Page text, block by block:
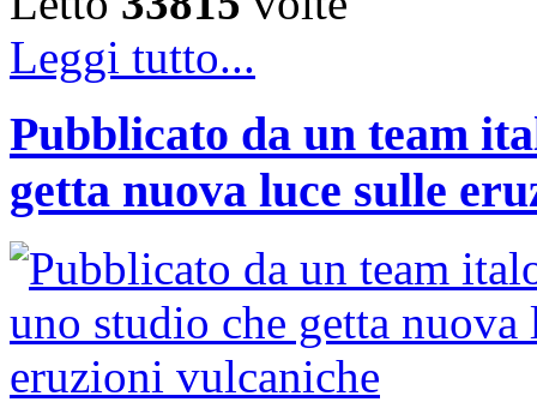
Leggi tutto...
Pubblicato da un team
getta nuova luce sulle